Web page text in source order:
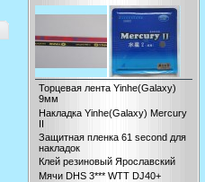
Торцевая лента Yinhe(Galaxy)
9мм
Накладка Yinhe(Galaxy) Mercury
II
Защитная пленка 61 second для
накладок
Клей резиновый Ярославский
Мячи DHS 3*** WTT DJ40+